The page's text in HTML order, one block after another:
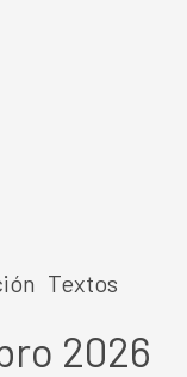
Textos
2026